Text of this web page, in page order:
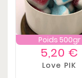
Poids 500gr
Prix
5,20 €
Love PIK